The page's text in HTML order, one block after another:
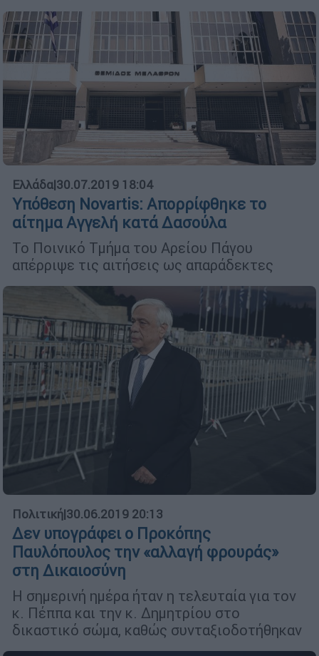
Ελλάδα|30.07.2019 18:04
Υπόθεση Novartis: Απορρίφθηκε το
αίτημα Αγγελή κατά Δασούλα
Το Ποινικό Τμήμα του Αρείου Πάγου
απέρριψε τις αιτήσεις ως απαράδεκτες
Πολιτική|30.06.2019 20:13
Δεν υπογράφει ο Προκόπης
Παυλόπουλος την «αλλαγή φρουράς»
στη Δικαιοσύνη
Η σημερινή ημέρα ήταν η τελευταία για τον
κ. Πέππα και την κ. Δημητρίου στο
δικαστικό σώμα, καθώς συνταξιοδοτήθηκαν